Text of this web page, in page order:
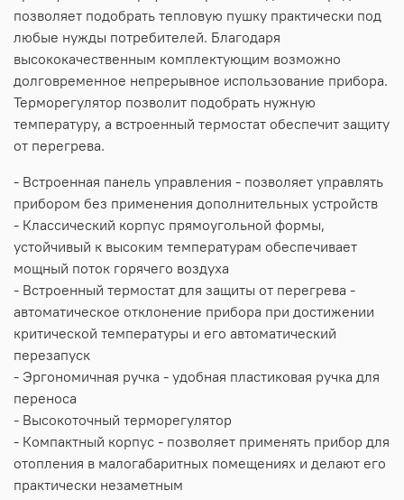
позволяет подобрать тепловую пушку практически под
любые нужды потребителей. Благодаря
высококачественным комплектующим возможно
долговременное непрерывное использование прибора.
Терморегулятор позволит подобрать нужную
температуру, а встроенный термостат обеспечит защиту
от перегрева.
- Встроенная панель управления - позволяет управлять
прибором без применения дополнительных устройств
- Классический корпус прямоугольной формы,
устойчивый к высоким температурам обеспечивает
мощный поток горячего воздуха
- Встроенный термостат для защиты от перегрева -
автоматическое отклонение прибора при достижении
критической температуры и его автоматический
перезапуск
- Эргономичная ручка - удобная пластиковая ручка для
переноса
- Высокоточный терморегулятор
- Компактный корпус - позволяет применять прибор для
отопления в малогабаритных помещениях и делают его
практически незаметным